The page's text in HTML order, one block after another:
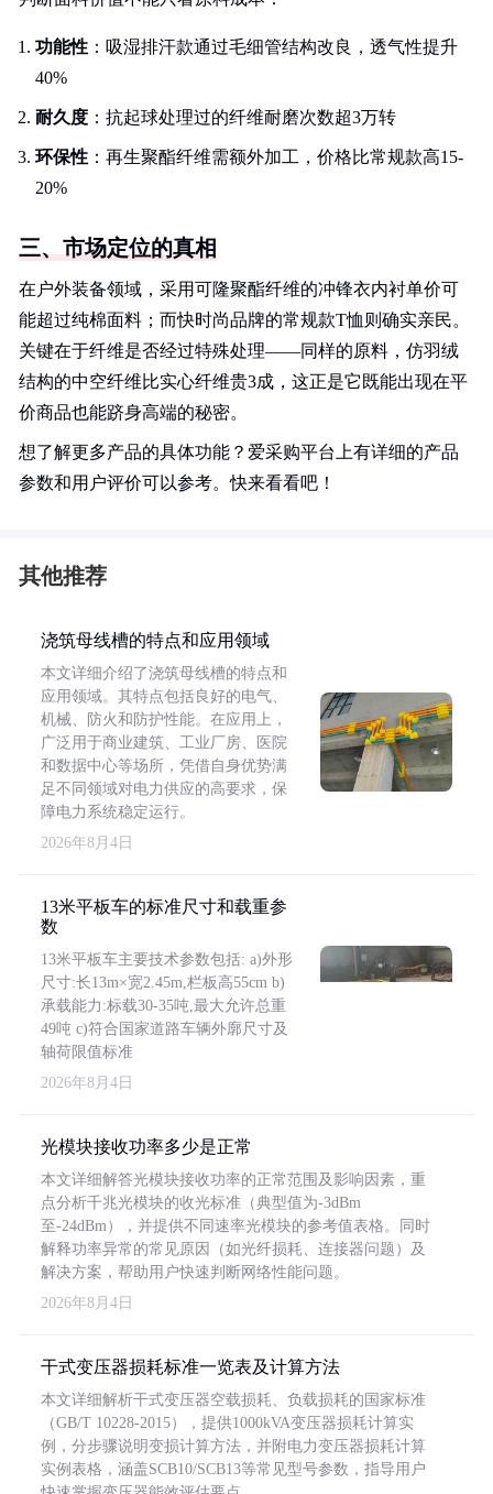
功能性 ：吸湿排汗款通过毛细管结构改良，透气性提升
40%
耐久度 ：抗起球处理过的纤维耐磨次数超3万转
环保性 ：再生聚酯纤维需额外加工，价格比常规款高15-
20%
三、市场定位的真相
在户外装备领域，采用可隆聚酯纤维的冲锋衣内衬单价可
能超过纯棉面料；而快时尚品牌的常规款T恤则确实亲民。
关键在于纤维是否经过特殊处理——同样的原料，仿羽绒
结构的中空纤维比实心纤维贵3成，这正是它既能出现在平
价商品也能跻身高端的秘密。
想了解更多产品的具体功能？爱采购平台上有详细的产品
参数和用户评价可以参考。快来看看吧！
其他推荐
浇筑母线槽的特点和应用领域
本文详细介绍了浇筑母线槽的特点和
应用领域。其特点包括良好的电气、
机械、防火和防护性能。在应用上，
广泛用于商业建筑、工业厂房、医院
和数据中心等场所，凭借自身优势满
足不同领域对电力供应的高要求，保
障电力系统稳定运行。
2026年8月4日
13米平板车的标准尺寸和载重参
数
13米平板车主要技术参数包括: a)外形
尺寸:长13m×宽2.45m,栏板高55cm b)
承载能力:标载30-35吨,最大允许总重
49吨 c)符合国家道路车辆外廓尺寸及
轴荷限值标准
2026年8月4日
光模块接收功率多少是正常
本文详细解答光模块接收功率的正常范围及影响因素，重
点分析千兆光模块的收光标准（典型值为-3dBm
至-24dBm），并提供不同速率光模块的参考值表格。同时
解释功率异常的常见原因（如光纤损耗、连接器问题）及
解决方案，帮助用户快速判断网络性能问题。
2026年8月4日
干式变压器损耗标准一览表及计算方法
本文详细解析干式变压器空载损耗、负载损耗的国家标准
（GB/T 10228-2015），提供1000kVA变压器损耗计算实
例，分步骤说明变损计算方法，并附电力变压器损耗计算
实例表格，涵盖SCB10/SCB13等常见型号参数，指导用户